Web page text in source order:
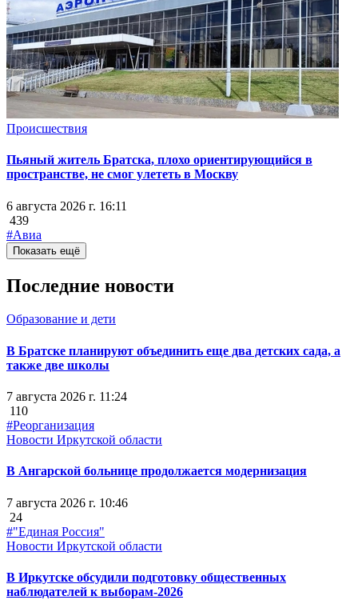
Происшествия
Пьяный житель Братска, плохо ориентирующийся в
пространстве, не смог улететь в Москву
6 августа 2026 г. 16:11
439
#Авиа
Показать ещё
Последние новости
Образование и дети
В Братске планируют объединить еще два детских сада, а
также две школы
7 августа 2026 г. 11:24
110
#Реорганизация
Новости Иркутской области
В Ангарской больнице продолжается модернизация
7 августа 2026 г. 10:46
24
#"Единая Россия"
Новости Иркутской области
В Иркутске обсудили подготовку общественных
наблюдателей к выборам-2026